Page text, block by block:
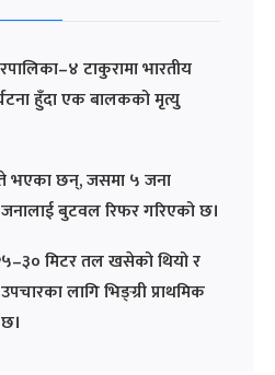
टाकुरामा भारतीय
हुँदा एक बालकको मृत्यु
भएका छन्, जसमा ५ जना
बुटवल रिफर गरिएको छ।
मिटर तल खसेको थियो र
लागि भिङ्ग्री प्राथमिक